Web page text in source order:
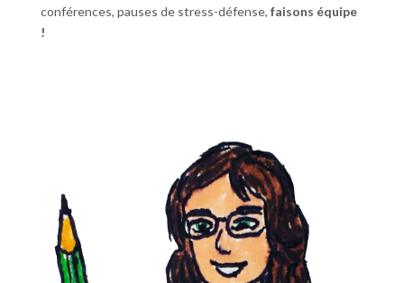
conférences, pauses de stress-défense, faisons équipe
!